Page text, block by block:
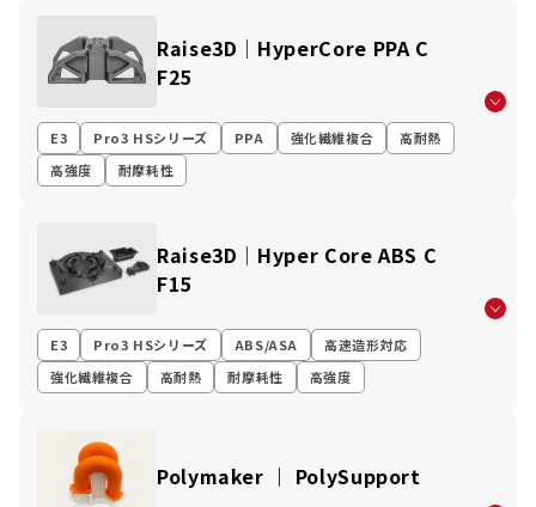
Raise3D│HyperCore PPA C
F25
E3 Pro3 HSシリーズ PPA 強化繊維複合
高耐熱
高強度
耐摩耗性
Raise3D│Hyper Core ABS C
F15
E3 Pro3 HSシリーズ ABS/ASA
高速造形対応
強化繊維複合
高耐熱 耐摩耗性 高強度
Polymaker ｜ PolySupport